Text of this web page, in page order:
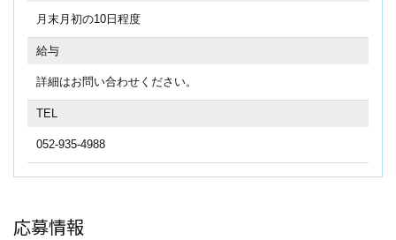
月末月初の10日程度
給与
詳細はお問い合わせください。
TEL
052-935-4988
応募情報